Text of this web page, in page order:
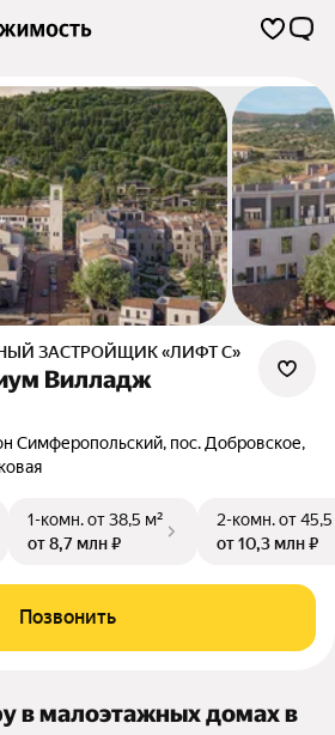
ЗАСТРОЙЩИК «ЛИФТ С»
Вилладж
Симферопольский, пос. Добровское,
1-комн.от 38,5 м²
от 8,7 млн ₽
2-комн.от
от 10,3 млн ₽
Позвонить
в малоэтажных домах в